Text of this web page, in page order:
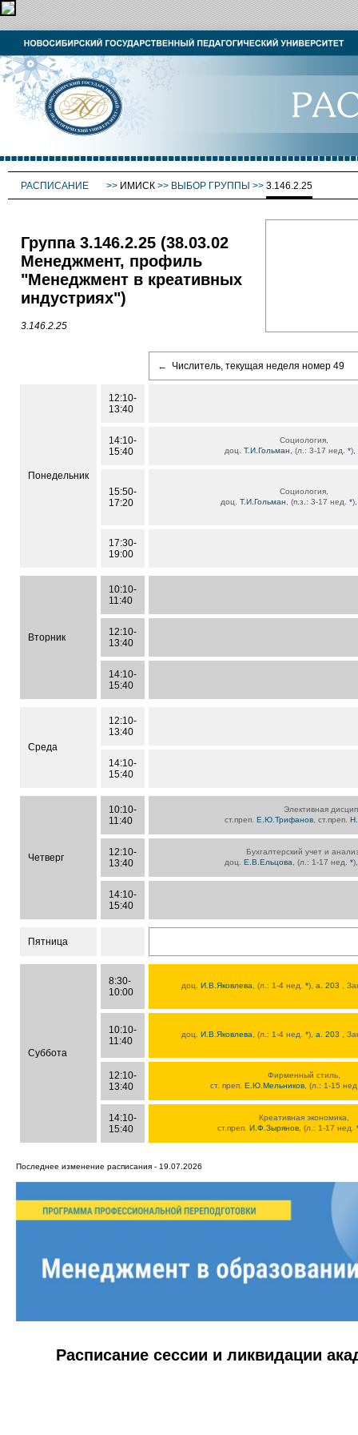
РАСПИСАНИЕ >> ИМИСК >> ВЫБОР ГРУППЫ >> 3.146.2.25
Группа 3.146.2.25 (38.03.02
Менеджмент, профиль
"Менеджмент в креативных
индустриях")
3.146.2.25
← Числитель, текущая неделя номер 49
Понедельник
12:10-
13:40
14:10-
15:40
Социология,
доц. Т.И.Гольман , (л.: 3-17 нед. *),
15:50-
17:20
Социология,
доц. Т.И.Гольман , (п.з.: 3-17 нед. *
17:30-
19:00
Вторник
10:10-
11:40
12:10-
13:40
14:10-
15:40
Среда
12:10-
13:40
14:10-
15:40
Четверг
10:10-
11:40
Элективная
ст.преп. Е.Ю.Трифанов , ст.преп.
12:10-
13:40
Бухгалтерский учет и
доц. Е.В.Ельцова , (л.: 1-17 нед. *
14:10-
15:40
Пятница
Суббота
8:30-
10:00
доц.И.В.Яковлева , (л.: 1-4 нед.*),а. 203 ,
10:10-
11:40
доц.И.В.Яковлева , (л.: 1-4 нед.*),а. 203 ,
12:10-
13:40
Фирменный стиль,
ст. преп. Е.Ю.Мельников , (л.: 1-15
14:10-
15:40
Креативная экономика,
ст.преп.И.Ф.Зырянов , (л.: 1-17 нед.
Последнее изменение расписания - 19.07.2026
Расписание сессии и ликвидации